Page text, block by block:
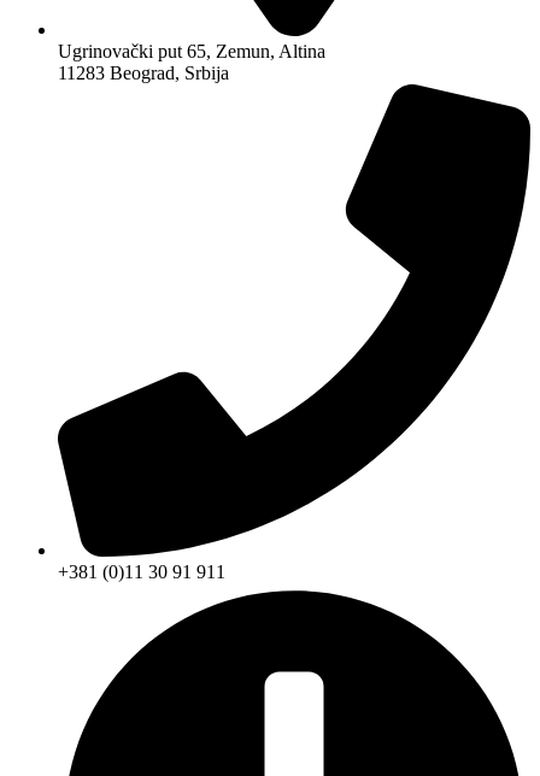
Ugrinovački put 65, Zemun, Altina
11283 Beograd, Srbija
+381 (0)11 30 91 911